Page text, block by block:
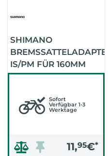
SHIMANO
BREMSSATTELADAPTER
IS/PM FÜR 160MM
VORNE
Sofort
Verfügbar 1-3
Werktage
11,95€*